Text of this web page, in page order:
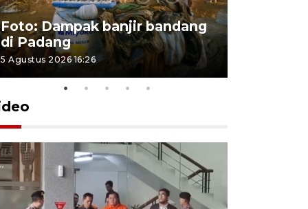
Foto: Dampak banjir bandang
di Padang
5 Agustus 2026 16:26